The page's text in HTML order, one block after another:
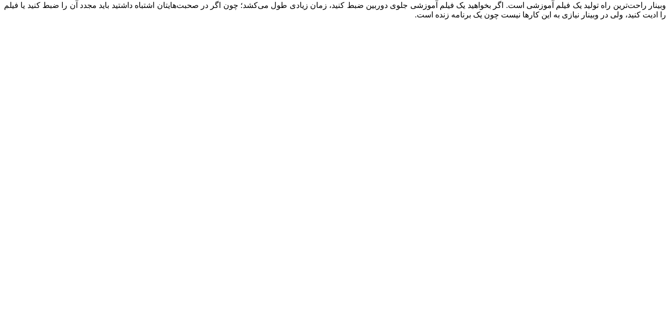
وبینار راحت‌ترین راه تولید یک فیلم آموزشی است. اگر بخواهید یک فیلم آموزشی جلوی دوربین ضبط کنید، زمان زیادی طول می‌کشد؛ چون اگر در صحبت‌هایتان اشتباه داشتید باید مجدد آن را ضبط کنید یا فیلم
را ادیت کنید، ولی در وبینار نیازی به این کارها نیست چون یک برنامه زنده است.